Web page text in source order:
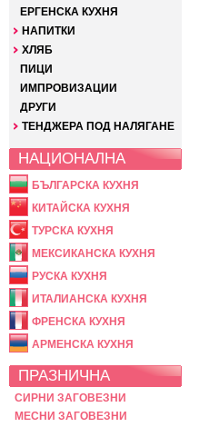
ЕРГЕНСКА КУХНЯ
НАПИТКИ
ХЛЯБ
ПИЦИ
ИМПРОВИЗАЦИИ
ДРУГИ
ТЕНДЖЕРА ПОД НАЛЯГАНЕ
НАЦИОНАЛНА
БЪЛГАРСКА КУХНЯ
КИТАЙСКА КУХНЯ
ТУРСКА КУХНЯ
МЕКСИКАНСКА КУХНЯ
РУСКА КУХНЯ
ИТАЛИАНСКА КУХНЯ
ФРЕНСКА КУХНЯ
АРМЕНСКА КУХНЯ
ПРАЗНИЧНА
СИРНИ ЗАГОВЕЗНИ
МЕСНИ ЗАГОВЕЗНИ